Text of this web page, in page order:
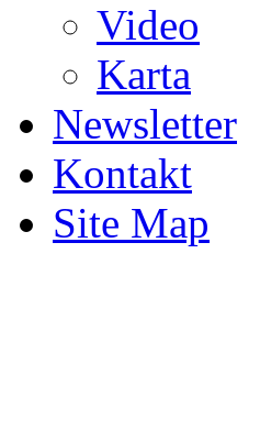
Video
Karta
Newsletter
Kontakt
Site Map